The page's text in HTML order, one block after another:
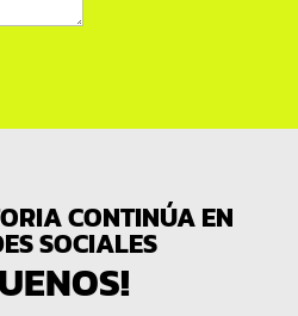
CONTINÚA EN
SOCIALES